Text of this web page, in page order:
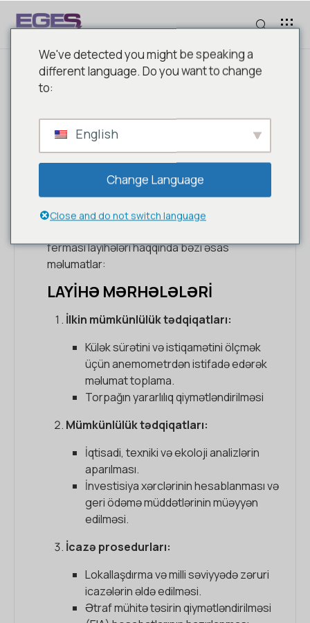
RES LAYIHƏLƏRI
Külək ferması (WF) layihələri külək enerjisini
elektrik enerjisinə çevirmək üçün nəzərdə
tutulmuş obyektlərdir. Bu layihələr davamlı
enerji istehsalı və ekoloji təsirlərin
ferması layihələri haqqında bəzi əsas
məlumatlar:
LAYIHƏ MƏRHƏLƏLƏRI
İlkin mümkünlülük tədqiqatları:
Külək sürətini və istiqamətini ölçmək
üçün anemometrdən istifadə edərək
məlumat toplama.
Torpağın yararlılıq qiymətləndirilməsi
Mümkünlülük tədqiqatları:
İqtisadi, texniki və ekoloji analizlərin
aparılması.
İnvestisiya xərclərinin hesablanması və
geri ödəmə müddətlərinin müəyyən
edilməsi.
İcazə prosedurları:
Lokallaşdırma və milli səviyyədə zəruri
icazələrin əldə edilməsi.
Ətraf mühitə təsirin qiymətləndirilməsi
We've detected you might be speaking a
different language. Do you want to change
to:
English
Change Language
Close and do not switch language